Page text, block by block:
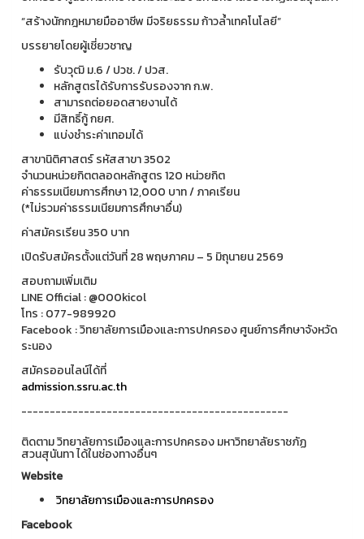
“สร้างนักกฎหมายมืออาชีพ มีจริยธรรม ก้าวล้ำเทคโนโลยี”
บรรยายโดยผู้เชี่ยวชาญ
รับวุฒิ ม.6 / ปวช. / ปวส.
หลักสูตรได้รับการรับรองจาก ก.พ.
สามารถต่อยอดสายงานได้
มีสิทธิ์กู้ กยศ.
แบ่งชำระค่าเทอมได้
สาขานิติศาสตร์ รหัสสาขา 3502
จำนวนหน่วยกิตตลอดหลักสูตร 120 หน่วยกิต
ค่าธรรมเนียมการศึกษา 12,000 บาท / ภาคเรียน
(*ไม่รวมค่าธรรมเนียมการศึกษาอื่น)
ค่าสมัครเรียน 350 บาท
เปิดรับสมัครตั้งแต่วันที่ 28 พฤษภาคม – 5 มิถุนายน 2569
สอบถามเพิ่มเติม
LINE Official : @000kicol
โทร : 077-989920
Facebook : วิทยาลัยการเมืองและการปกครอง ศูนย์การศึกษาจังหวัด
ระนอง
สมัครออนไลน์ได้ที่
admission.ssru.ac.th
-----------------------------------------------
ติดตาม วิทยาลัยการเมืองและการปกครอง มหาวิทยาลัยราชภัฏ
สวนสุนันทา ได้ในช่องทางอื่นๆ
Website
วิทยาลัยการเมืองและการปกครอง
Facebook